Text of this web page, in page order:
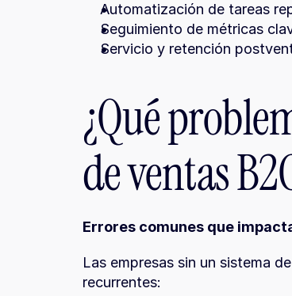
Automatización de tareas
Seguimiento de métricas
Servicio y retención
¿Qué
de ventas
Errores comunes que
Las empresas sin un sistema
recurrentes: